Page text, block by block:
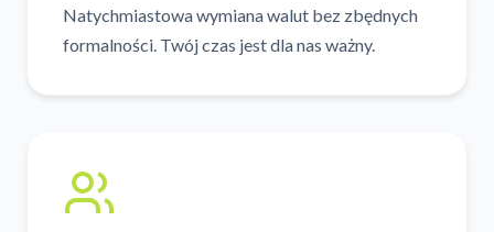
Natychmiastowa wymiana walut bez zbędnych
formalności. Twój czas jest dla nas ważny.